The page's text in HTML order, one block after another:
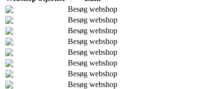
Besøg webshop
Besøg webshop
Besøg webshop
Besøg webshop
Besøg webshop
Besøg webshop
Besøg webshop
Besøg webshop